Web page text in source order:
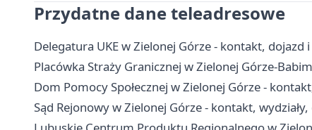
Przydatne dane teleadresowe
Delegatura UKE w Zielonej Górze - kontakt, dojazd
Placówka Straży Granicznej w Zielonej Górze-
Dom Pomocy Społecznej w Zielonej Górze -
Sąd Rejonowy w Zielonej Górze - kontakt, wydziały,